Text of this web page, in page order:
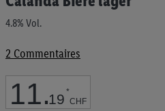
4.8% Vol.
2 Commentaires
11.19 *
CHF
au
début
la
Galerie
d’images